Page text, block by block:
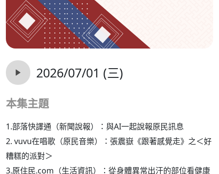
2026/07/01 (三)
本集主題
1.部落快譯通（新聞說報）：與AI一起說報原民訊息
2. vuvu在唱歌（原民音樂）：張震嶽《跟著感覺走》之＜好
糟糕的派對＞
3.原住民.com（生活資訊）：從身體異常出汗的部位看健康